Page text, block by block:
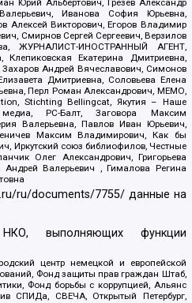
Юрий Альбертович, Грезев Александр
Иванова София Юрьевна,
Алексей Викторович, Егоров Владимир
Смирнов Сергей Сергеевич, Верзилов
ЖУРНАЛИСТ-ИНОСТРАННЫЙ АГЕНТ,
Клепиковская Екатерина Дмитриевна,
Андрей Вячеславович, Симонов
Дмитриевна, Соловьева Елена
Перл Роман Александрович, МЕМО,
Stichting Bellingcat, Якутия – Наше
РС-Балт, Заговора Максим
Валерьевна, Павлов Иван Юрьевич,
Максим Владимирович, Как бы
Иркутский союз библиофилов, Честные
Олег Александрович, Григорьева
Андрей Валерьевич , Гималова Регина
ru/documents/7755/ данные на
выполняющих функции
центр немецкой и европейской
Фонд защиты прав граждан Штаб,
Фонд борьбы с коррупцией, Альянс
СПИДа, СВЕЧА, Открытый Петербург,